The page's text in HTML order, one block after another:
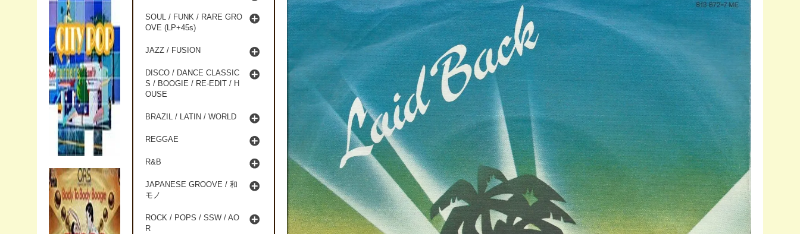
SOUL / FUNK / RARE GRO
OVE (LP+45s)
JAZZ / FUSION
DISCO / DANCE CLASSIC
S / BOOGIE / RE-EDIT / H
OUSE
BRAZIL / LATIN / WORLD
REGGAE
R&B
JAPANESE GROOVE / 和
モノ
ROCK / POPS / SSW / AO
R